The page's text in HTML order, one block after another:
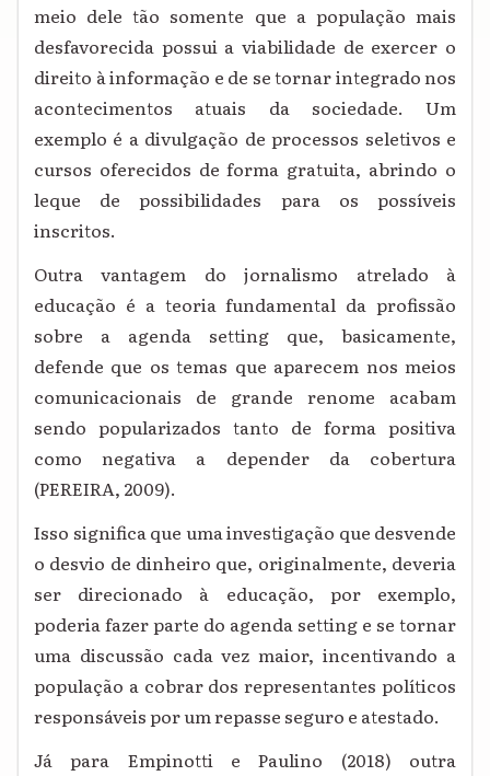
meio dele tão somente que a população mais
desfavorecida possui a viabilidade de exercer o
direito à informação e de se tornar integrado nos
acontecimentos atuais da sociedade. Um
exemplo é a divulgação de processos seletivos e
cursos oferecidos de forma gratuita, abrindo o
leque de possibilidades para os possíveis
inscritos.
Outra vantagem do jornalismo atrelado à
educação é a teoria fundamental da profissão
sobre a agenda setting que, basicamente,
defende que os temas que aparecem nos meios
comunicacionais de grande renome acabam
sendo popularizados tanto de forma positiva
como negativa a depender da cobertura
(PEREIRA, 2009).
Isso significa que uma investigação que desvende
o desvio de dinheiro que, originalmente, deveria
ser direcionado à educação, por exemplo,
poderia fazer parte do agenda setting e se tornar
uma discussão cada vez maior, incentivando a
população a cobrar dos representantes políticos
responsáveis por um repasse seguro e atestado.
Já para Empinotti e Paulino (2018) outra